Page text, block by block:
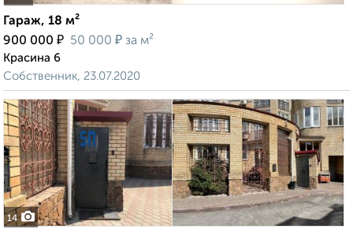
Гараж, 18 м²
900 000 ₽ 50 000 ₽ за м²
Красина 6
Собственник, 23.07.2020
14